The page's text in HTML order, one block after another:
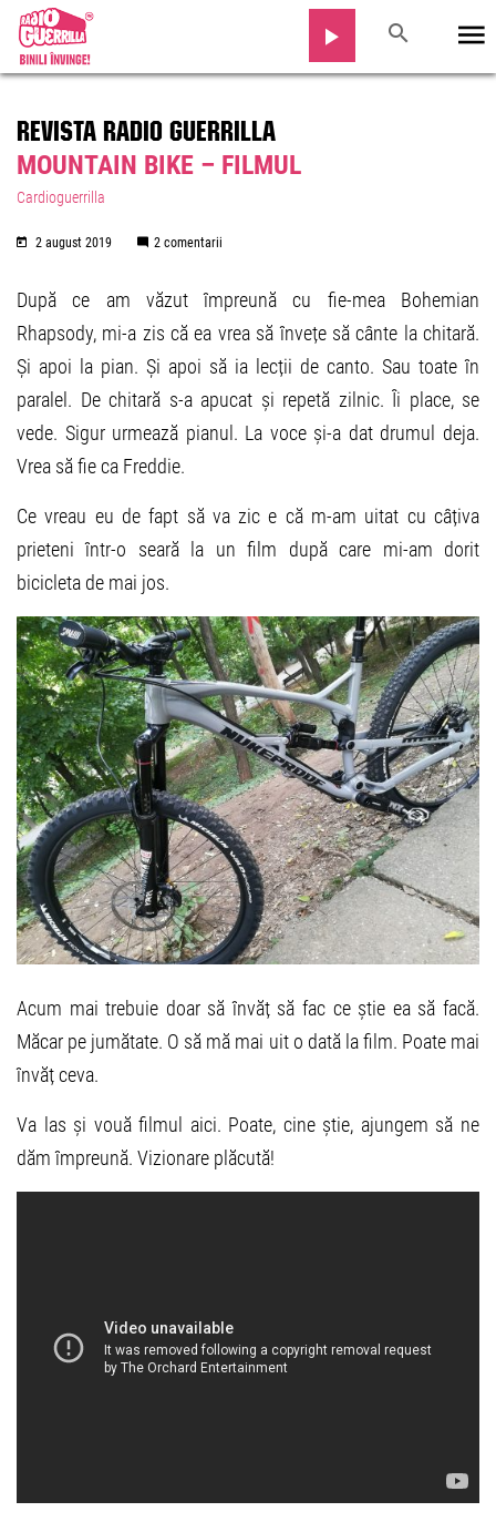
REVISTA RADIO GUERRILLA
MOUNTAIN BIKE – FILMUL
Cardioguerrilla
2 august 2019 2 comentarii
După ce am văzut împreună cu fie-mea Bohemian
Rhapsody, mi-a zis că ea vrea să învețe să cânte la chitară.
Și apoi la pian. Și apoi să ia lecții de canto. Sau toate în
paralel. De chitară s-a apucat și repetă zilnic. Îi place, se
vede. Sigur urmează pianul. La voce și-a dat drumul deja.
Vrea să fie ca Freddie.
Ce vreau eu de fapt să va zic e că m-am uitat cu câțiva
prieteni într-o seară la un film după care mi-am dorit
bicicleta de mai jos.
Acum mai trebuie doar să învăț să fac ce știe ea să facă.
Măcar pe jumătate. O să mă mai uit o dată la film. Poate mai
învăț ceva.
Va las și vouă filmul aici. Poate, cine știe, ajungem să ne
dăm împreună. Vizionare plăcută!